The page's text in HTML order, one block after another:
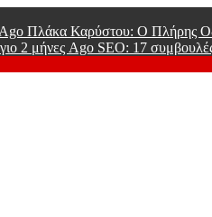
Πλάκα Καρύστου: Ο Πλήρης
2 μήνες Ago SEO: 17